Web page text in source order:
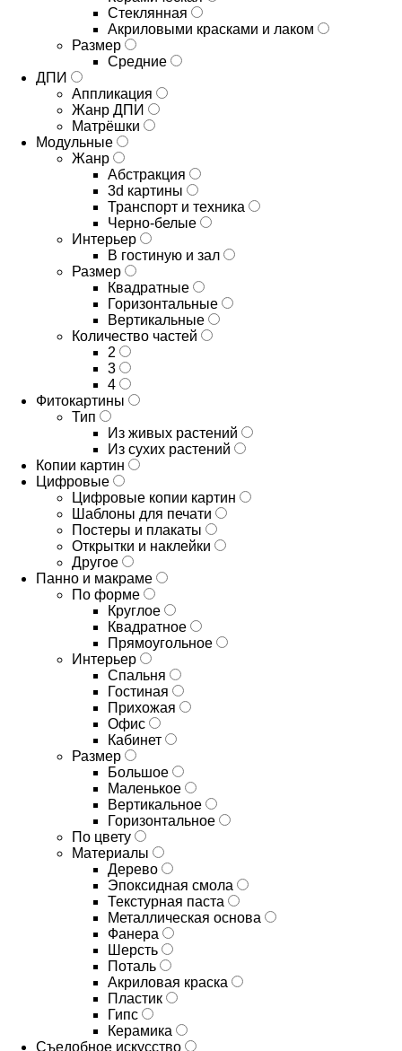
Стеклянная
Акриловыми красками и лаком
Размер
Средние
ДПИ
Аппликация
Жанр ДПИ
Матрёшки
Модульные
Жанр
Абстракция
3d картины
Транспорт и техника
Черно-белые
Интерьер
В гостиную и зал
Размер
Квадратные
Горизонтальные
Вертикальные
Количество частей
2
3
4
Фитокартины
Тип
Из живых растений
Из сухих растений
Копии картин
Цифровые
Цифровые копии картин
Шаблоны для печати
Постеры и плакаты
Открытки и наклейки
Другое
Панно и макраме
По форме
Круглое
Квадратное
Прямоугольное
Интерьер
Спальня
Гостиная
Прихожая
Офис
Кабинет
Размер
Большое
Маленькое
Вертикальное
Горизонтальное
По цвету
Материалы
Дерево
Эпоксидная смола
Текстурная паста
Металлическая основа
Фанера
Шерсть
Поталь
Акриловая краска
Пластик
Гипс
Керамика
Съедобное искусство